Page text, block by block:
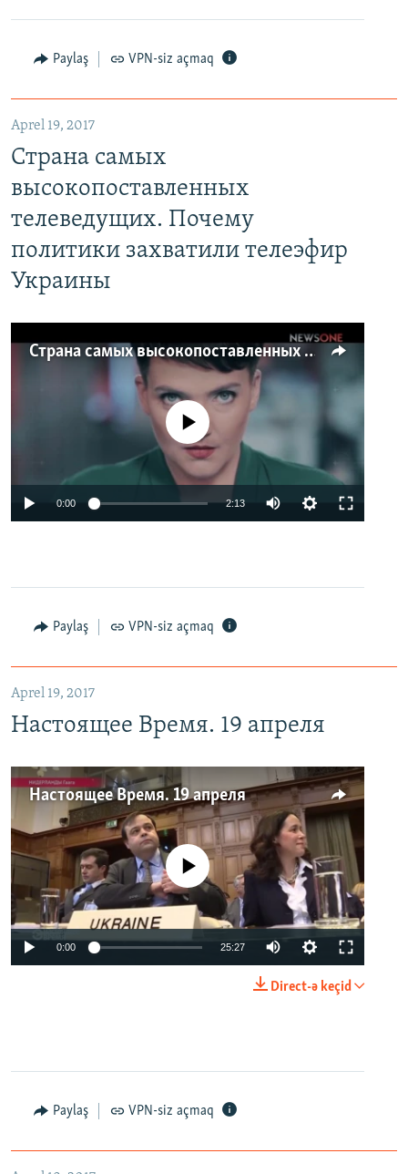
Paylaş VPN-siz açmaq
Aprel 19, 2017
Страна самых
высокопоставленных
телеведущих. Почему
политики захватили телеэфир
Украины
Страна самых высокопоставленных телеведущих. Почему политики захватили телеэфир Украины
No media source currently available
0:00 2:13
Paylaş VPN-siz açmaq
Aprel 19, 2017
Настоящее Время. 19 апреля
Настоящее Время. 19 апреля
No media source currently available
0:00 25:27
Direct-ə keçid
Paylaş VPN-siz açmaq